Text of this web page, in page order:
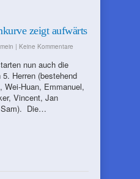
zeigt aufwärts
| Keine Kommentare
nun auch die
Herren (bestehend
Huan, Emmanuel,
Vincent, Jan
Sam). Die…